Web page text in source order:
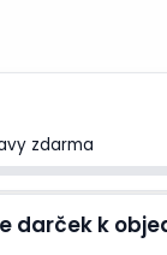
zdarma
darček k